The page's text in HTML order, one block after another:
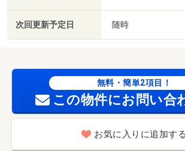
次回更新予定日 随時
無料・簡単2項目！
この物件にお問い合
お気に入りに追加する